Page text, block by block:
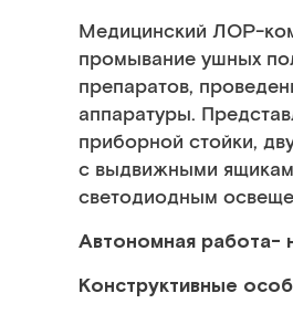
Медицинский ЛОР-
промывание ушных
препаратов,
аппаратуры.
приборной стойки,
с выдвижными
светодиодным
Автономная работа-
Конструктивные